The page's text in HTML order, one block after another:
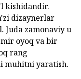
kishidandir.
dizaynerlar
Juda zamonaviy u
oyoq va bir
rang
muhitni yaratish.